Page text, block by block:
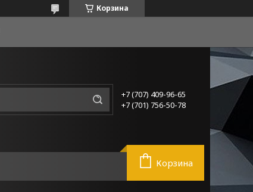
Корзина
+7 (707) 409-96-65
+7 (701) 756-50-78
Корзина